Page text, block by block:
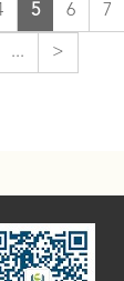
5 6 7
... >